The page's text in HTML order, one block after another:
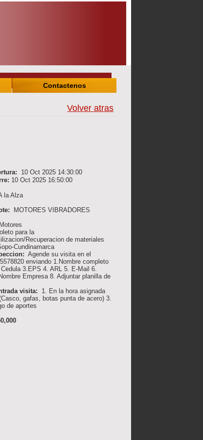
Contactenos
Volver atras
10 Oct 2025 14:30:00
10 Oct 2025 16:50:00
la Alza
MOTORES VIBRADORES
para la
Recuperacion de materiales
Cundinamarca
Agende su visita en el
enviando 1.Nombre completo
3.EPS 4. ARL 5. E-Mail 6.
Empresa 8. Adjuntar planilla de
visita:
1. En la hora asignada
gafas, botas punta de acero) 3.
de aportes